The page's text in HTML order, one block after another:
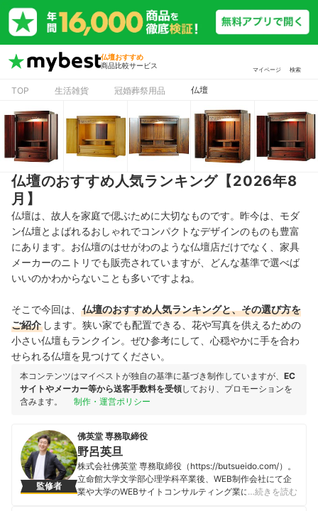
仏壇おすすめ
商品比較サービス
マイページ 検索
TOP 生活雑貨 冠婚葬祭用品 仏壇
仏壇のおすすめ人気ランキング【2026年8
月】
仏壇は、故人を家庭で偲ぶために大切なものです。昨今は、モダ
ン仏壇とよばれるおしゃれでコンパクトなデザインのものも豊富
にあります。お仏壇のはせがわのような仏壇店だけでなく、家具
メーカーのニトリでも販売されていますが、どんな基準で選べば
いいのかわからないことも多いですよね。
そこで今回は、
仏壇のおすすめ人気ランキングと、その選び方を
ご紹介 します。狭い家でも配置できる、花や写真を供えるための
小さい仏壇もランクイン。ぜひ参考にして、心穏やかに手を合わ
せられる仏壇を見つけてください。
本コンテンツはマイベストが独自の基準に基づき制作していますが、 EC
サイトやメーカー等から送客手数料を受領しており、プロモーションを
含みます。
制作・運営ポリシー
監修者
佛英堂 専務取締役
野呂英旦
株式会社佛英堂 専務取締役（https://butsueido.com/）。
立命館大学文学部心理学科卒業後、WEB制作会社にて企
業や大学のWEBサイトコンサルティング業に従事。その
…続きを読む